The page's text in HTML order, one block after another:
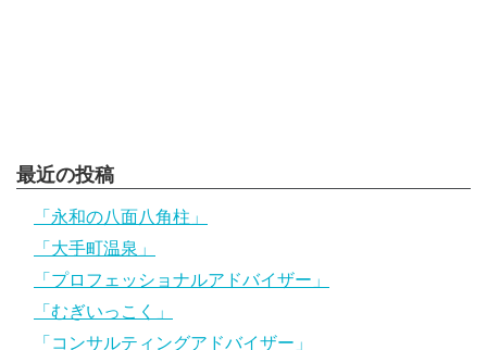
最近の投稿
「永和の八面八角柱」
「大手町温泉」
「プロフェッショナルアドバイザー」
「むぎいっこく」
「コンサルティングアドバイザー」